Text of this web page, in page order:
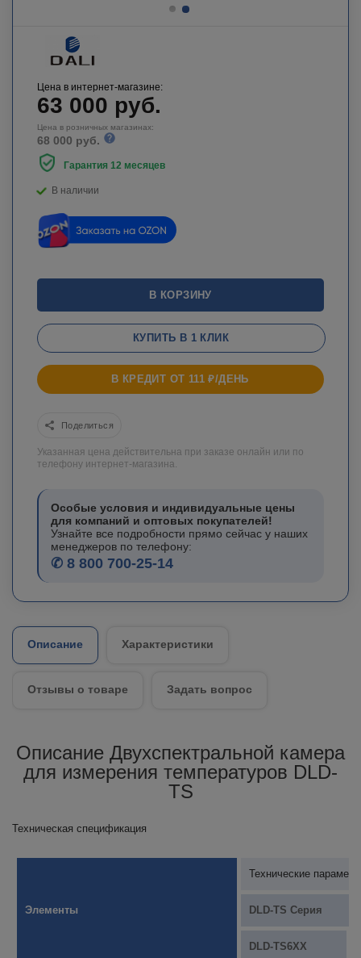
Цена в интернет-магазине:
63 000 руб.
Цена в розничных магазинах:
68 000 руб.
Гарантия 12 месяцев
В наличии
В КОРЗИНУ
КУПИТЬ В 1 КЛИК
В КРЕДИТ ОТ 111 ₽/ДЕНЬ
Поделиться
Указанная цена действительна при заказе онлайн или по
телефону интернет-магазина.
Особые условия и индивидуальные цены
для компаний и оптовых покупателей!
Узнайте все подробности прямо сейчас у наших
менеджеров по телефону:
✆ 8 800 700-25-14
Описание Характеристики
Отзывы о товаре Задать вопрос
Описание Двухспектральной камера
для измерения температуров DLD-
TS
Техническая спецификация
Элементы
Технические
DLD-TS Серия
DLD-TS6XX